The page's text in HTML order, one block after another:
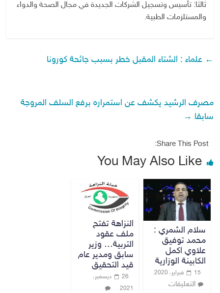
ثالثا: تأسيس وتسجيل الشركات الجديدة في مجال الصحة والدواء
والمستلزمات الطبية.
← علماء : الشتاء المقبل خطر بسبب جائحة كورونا
مصرف الرشيد يكشف عن استمراره برفع السلف المروجة
سابقا →
Share This Post:
You May Also Like
سلام الشمري :
محمد توفيق
علاوي اكمل
الكابينة الوزارية
15 فبراير، 2020
التعليقات
النزاهة تفتح
ملف عقود
التربية… وزير
سابق ومدير عام
قيد التحقيق
26 ديسمبر،
2021